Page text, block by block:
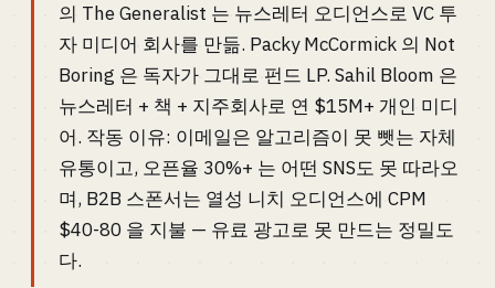
의 The Generalist 는 뉴스레터 오디언스로 VC 투
자 미디어 회사를 만듦. Packy McCormick 의 Not
Boring 은 독자가 그대로 펀드 LP. Sahil Bloom 은
뉴스레터 + 책 + 지주회사로 연 $15M+ 개인 미디
어. 작동 이유: 이메일은 알고리즘이 못 뺏는 자체
유통이고, 오픈율 30%+ 는 어떤 SNS도 못 따라오
며, B2B 스폰서는 열성 니치 오디언스에 CPM
$40-80 을 지불 — 유료 광고로 못 만드는 정밀도
다.